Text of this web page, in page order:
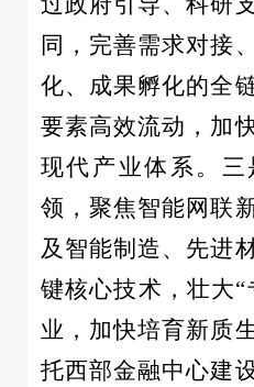
同，完善需求对接
化、成果孵化的全
要素高效流动，加
现代产业体系。三
领，聚焦智能网联
及智能制造、先进
键核心技术，壮大
业，加快培育新质
托西部金融中心建